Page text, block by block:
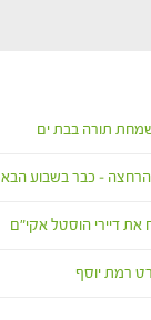
תורה בבת ים
– כבר בשבוע הבא
את דיירי הוסטל אקי"ם
רמת יוסף